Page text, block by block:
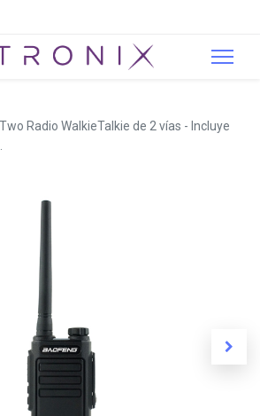
Radio WalkieTalkie de 2 vías - Incluye